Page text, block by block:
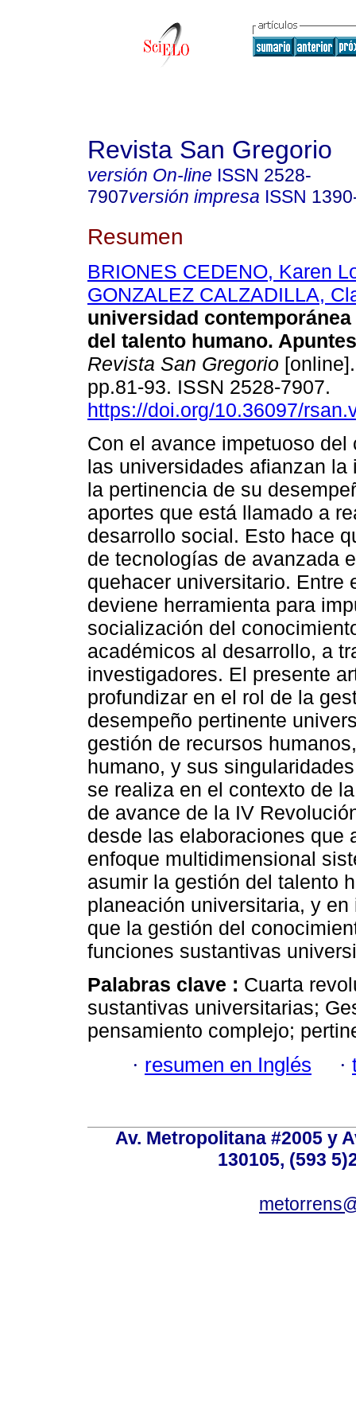
Revista San Gregorio
versión On-line ISSN 2528-
7907versión impresa ISSN
Resumen
BRIONES CEDENO, Karen
GONZALEZ CALZADILLA,
universidad
del talento humano.
Revista San Gregorio
pp.81-93. ISSN 2528-7907.
https://doi.org/10.36097/
Con el avance impetuoso del
las universidades afianzan la
la pertinencia de su
aportes que está llamado a
desarrollo social. Esto hace
de tecnologías de avanzada
quehacer universitario. Entre
deviene herramienta para
socialización del
académicos al desarrollo, a
investigadores. El presente
profundizar en el rol de la
desempeño pertinente
gestión de recursos
humano, y sus
se realiza en el contexto de
de avance de la IV
desde las elaboraciones que
enfoque multidimensional
asumir la gestión del talento
planeación universitaria, y
que la gestión del
funciones sustantivas
Palabras clave : Cuarta
sustantivas universitarias;
pensamiento complejo;
· resumen en Inglés ·
Av. Metropolitana #2005 y
130105, (593